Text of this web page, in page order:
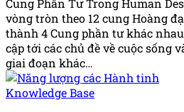
Cung Phần Tư Trong Human
vòng tròn theo 12 cung Hoàng
thành 4 Cung phần tư khác
cập tới các chủ đề về cuộc sống
giai đoạn khác…
Posted
Knowledge Base